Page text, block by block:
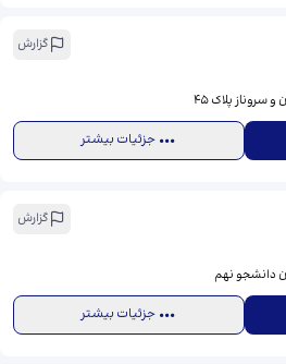
گزارش
سروناز پلاک 45
جزئیات بیشتر
گزارش
دانشجو نهم
جزئیات بیشتر